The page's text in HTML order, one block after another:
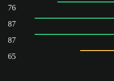
76
87
87
65